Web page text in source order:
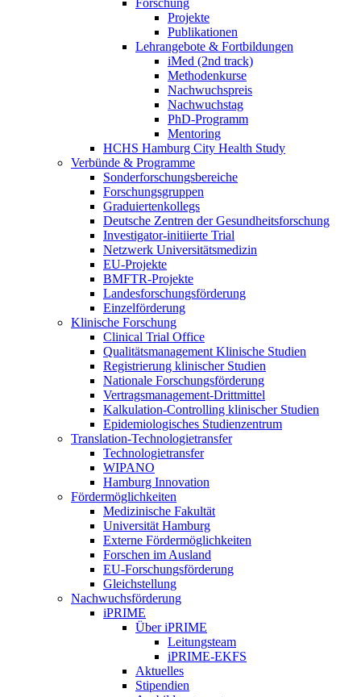
Forschung
Projekte
Publikationen
Lehrangebote & Fortbildungen
iMed (2nd track)
Methodenkurse
Nachwuchspreis
Nachwuchstag
PhD-Programm
Mentoring
HCHS Hamburg City Health Study
Verbünde & Programme
Sonderforschungsbereiche
Forschungsgruppen
Graduiertenkollegs
Deutsche Zentren der Gesundheitsforschung
Investigator-initiierte Trial
Netzwerk Universitätsmedizin
EU-Projekte
BMFTR-Projekte
Landesforschungsförderung
Einzelförderung
Klinische Forschung
Clinical Trial Office
Qualitätsmanagement Klinische Studien
Registrierung klinischer Studien
Nationale Forschungsförderung
Vertragsmanagement-Drittmittel
Kalkulation-Controlling klinischer Studien
Epidemiologisches Studienzentrum
Translation-Technologietransfer
Technologietransfer
WIPANO
Hamburg Innovation
Fördermöglichkeiten
Medizinische Fakultät
Universität Hamburg
Externe Fördermöglichkeiten
Forschen im Ausland
EU-Forschungsförderung
Gleichstellung
Nachwuchsförderung
iPRIME
Über iPRIME
Leitungsteam
iPRIME-EKFS
Aktuelles
Stipendien